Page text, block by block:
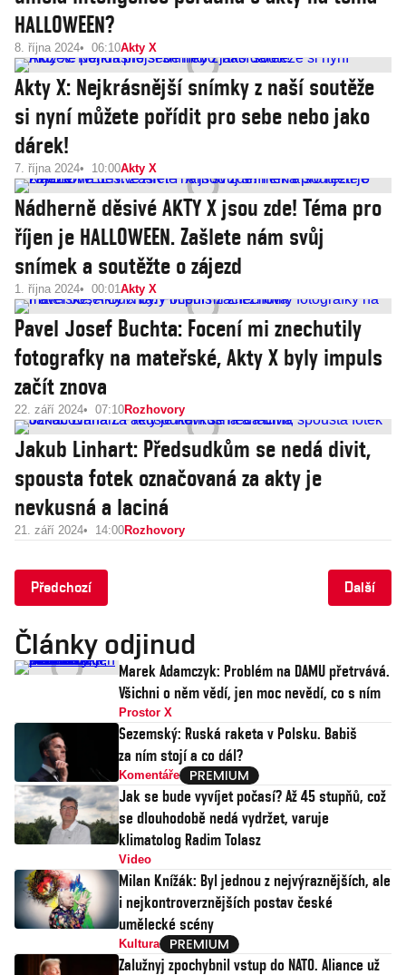
HALLOWEEN?
8. října 2024 06:10Akty X
Akty X: Nejkrásnější snímky z naší soutěže
si nyní můžete pořídit pro sebe nebo jako
dárek!
7. října 2024 10:00Akty X
Nádherně děsivé AKTY X jsou zde! Téma pro
říjen je HALLOWEEN. Zašlete nám svůj
snímek a soutěžte o zájezd
1. října 2024 00:01Akty X
Pavel Josef Buchta: Focení mi znechutily
fotografky na mateřské, Akty X byly impuls
začít znova
22. září 2024 07:10Rozhovory
Jakub Linhart: Předsudkům se nedá divit,
spousta fotek označovaná za akty je
nevkusná a laciná
21. září 2024 14:00Rozhovory
Předchozí Další
Články odjinud
Marek Adamczyk: Problém na DAMU přetrvává.
Všichni o něm vědí, jen moc nevědí, co s ním
Prostor X
Sezemský: Ruská raketa v Polsku. Babiš
za ním stojí a co dál?
Komentáře
Jak se bude vyvíjet počasí? Až 45 stupňů, což
se dlouhodobě nedá vydržet, varuje
klimatolog Radim Tolasz
Video
Milan Knížák: Byl jednou z nejvýraznějších, ale
i nejkontroverznějších postav české
umělecké scény
Kultura
Zalužnyj zpochybnil vstup do NATO. Aliance už